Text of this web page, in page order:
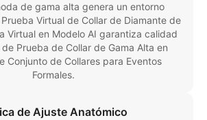
de gama alta genera un entorno
Virtual de Collar de Diamante de
Virtual en Modelo AI garantiza calidad
Prueba de Collar de Gama Alta en
Conjunto de Collares para Eventos
Formales.
de Ajuste Anatómico